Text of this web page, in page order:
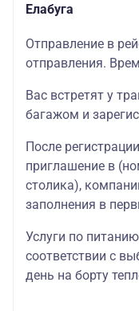
Елабуга
Отправление в
отправления.
Вас встретят у
багажом и
После
приглашение в
столика),
заполнения в
Услуги по
соответствии с
день на борту